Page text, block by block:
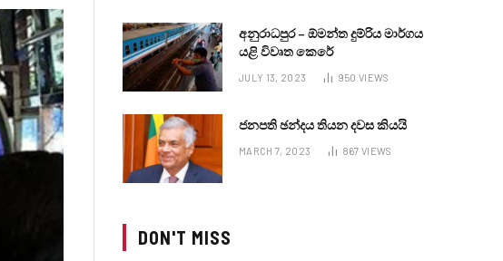
අනුරාධපුර – ඕමන්ත දුම්රිය මාර්ගය
යළි විවෘත කෙරේ
JULY 13, 2023 950 VIEWS
ජනපති ඡන්දය තියන දවස කියයි
MARCH 7, 2023 867 VIEWS
DON'T MISS